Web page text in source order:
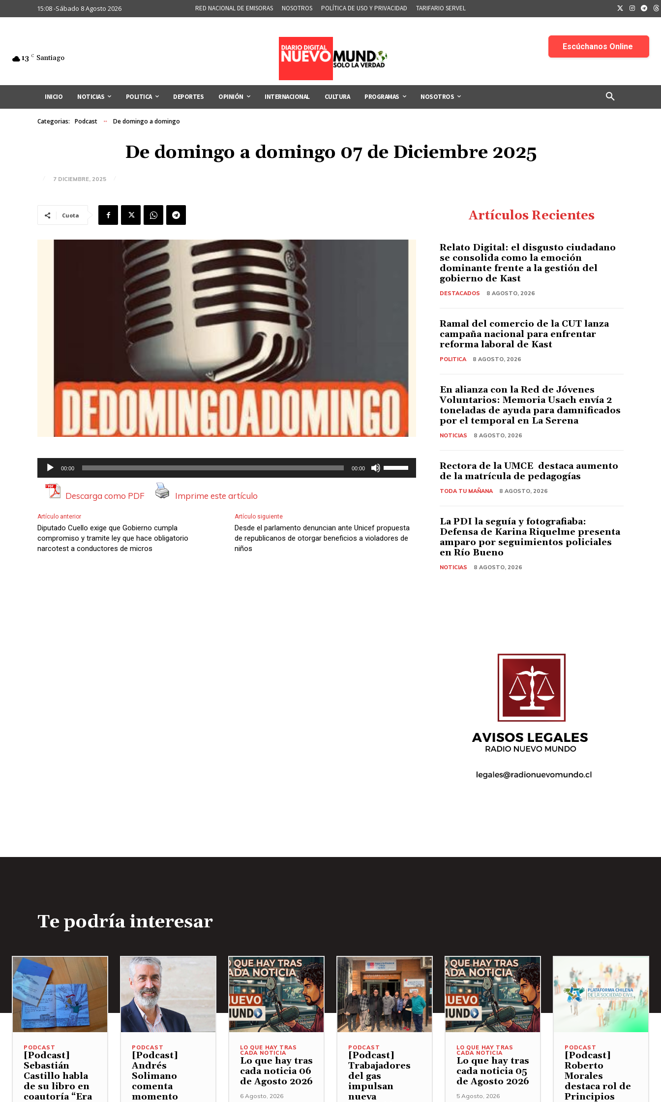
15:08 -Sábado 8 Agosto 2026 RED NACIONAL DE EMISORAS NOSOTROS POLÍTICA DE USO Y PRIVACIDAD TARIFARIO SERVEL
13 C Santiago
INICIO NOTICIAS POLITICA DEPORTES OPINIÓN INTERNACIONAL CULTURA PROGRAMAS NOSOTROS
Categorias: Podcast De domingo a domingo
De domingo a domingo 07 de Diciembre 2025
7 DICIEMBRE, 2025
Cuota
e
o
d
u
00:00 00:00
U
t
z
j
o
p
a
r
a
u
e
Descarga como PDF Imprime este artículo
Artículo anterior
Diputado Cuello exige que Gobierno cumpla
compromiso y tramite ley que hace obligatorio
narcotest a conductores de micros
Artículo siguiente
Desde el parlamento denuncian ante Unicef propuesta
de republicanos de otorgar beneficios a violadores de
niños
Artículos Recientes
Relato Digital: el disgusto ciudadano
se consolida como la emoción
dominante frente a la gestión del
gobierno de Kast
DESTACADOS 8 AGOSTO, 2026
Ramal del comercio de la CUT lanza
campaña nacional para enfrentar
reforma laboral de Kast
POLITICA 8 AGOSTO, 2026
En alianza con la Red de Jóvenes
Voluntarios: Memoria Usach envía 2
toneladas de ayuda para damnificados
por el temporal en La Serena
NOTICIAS 8 AGOSTO, 2026
Rectora de la UMCE destaca aumento
de la matrícula de pedagogías
TODA TU MAÑANA 8 AGOSTO, 2026
La PDI la seguía y fotografiaba:
Defensa de Karina Riquelme presenta
amparo por seguimientos policiales
en Río Bueno
NOTICIAS 8 AGOSTO, 2026
Te podría interesar
PODCAST
[Podcast]
Sebastián
Castillo habla
de su libro en
coautoría “Era
PODCAST
[Podcast]
Andrés
Solimano
comenta
momento
LO QUE HAY TRAS
CADA NOTICIA
Lo que hay tras
cada noticia 06
de Agosto 2026
6 Agosto, 2026
PODCAST
[Podcast]
Trabajadores
del gas
impulsan
nueva
LO QUE HAY TRAS
CADA NOTICIA
Lo que hay tras
cada noticia 05
de Agosto 2026
5 Agosto, 2026
PODCAST
[Podcast]
Roberto
Morales
destaca rol de
Principios